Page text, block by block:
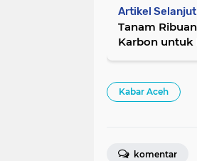
Artikel
Tanam
Karbon untuk
Kabar Aceh
komentar